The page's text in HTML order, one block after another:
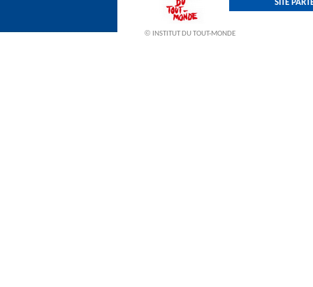
© INSTITUT DU TOUT-MONDE
SITE